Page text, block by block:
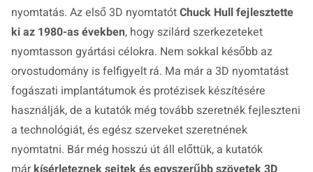
nyomtatás. Az első 3D nyomtatótChuck Hull fejlesztette
ki az 1980-as években, hogy szilárd szerkezeteket
nyomtasson gyártási célokra. Nem sokkal később az
orvostudomány is felfigyelt rá. Ma már a 3D nyomtatást
fogászati implantátumok és protézisek készítésére
használják, de a kutatók még tovább szeretnék fejleszteni
a technológiát, és egész szerveket szeretnének
nyomtatni. Bár még hosszú út áll előttük, a kutatók